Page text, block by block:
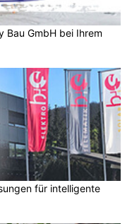
Bau GmbH bei Ihrem
für intelligente